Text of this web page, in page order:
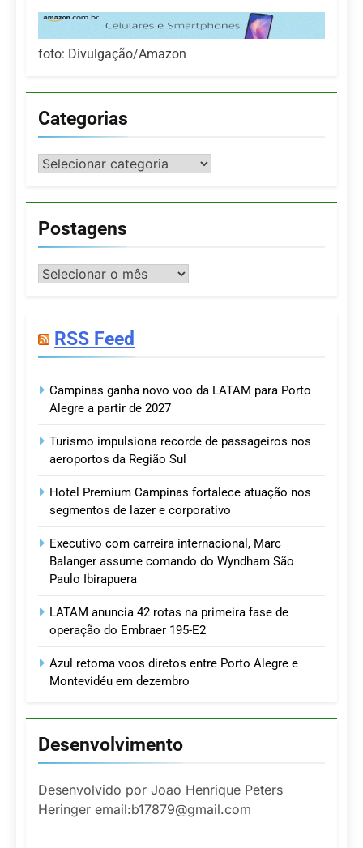
foto: Divulgação/Amazon
Categorias
Categorias
Postagens
Postagens
RSS Feed
Campinas ganha novo voo da LATAM para Porto
Alegre a partir de 2027
Turismo impulsiona recorde de passageiros nos
aeroportos da Região Sul
Hotel Premium Campinas fortalece atuação nos
segmentos de lazer e corporativo
Executivo com carreira internacional, Marc
Balanger assume comando do Wyndham São
Paulo Ibirapuera
LATAM anuncia 42 rotas na primeira fase de
operação do Embraer 195-E2
Azul retoma voos diretos entre Porto Alegre e
Montevidéu em dezembro
Desenvolvimento
Desenvolvido por Joao Henrique Peters
Heringer email:b17879@gmail.com